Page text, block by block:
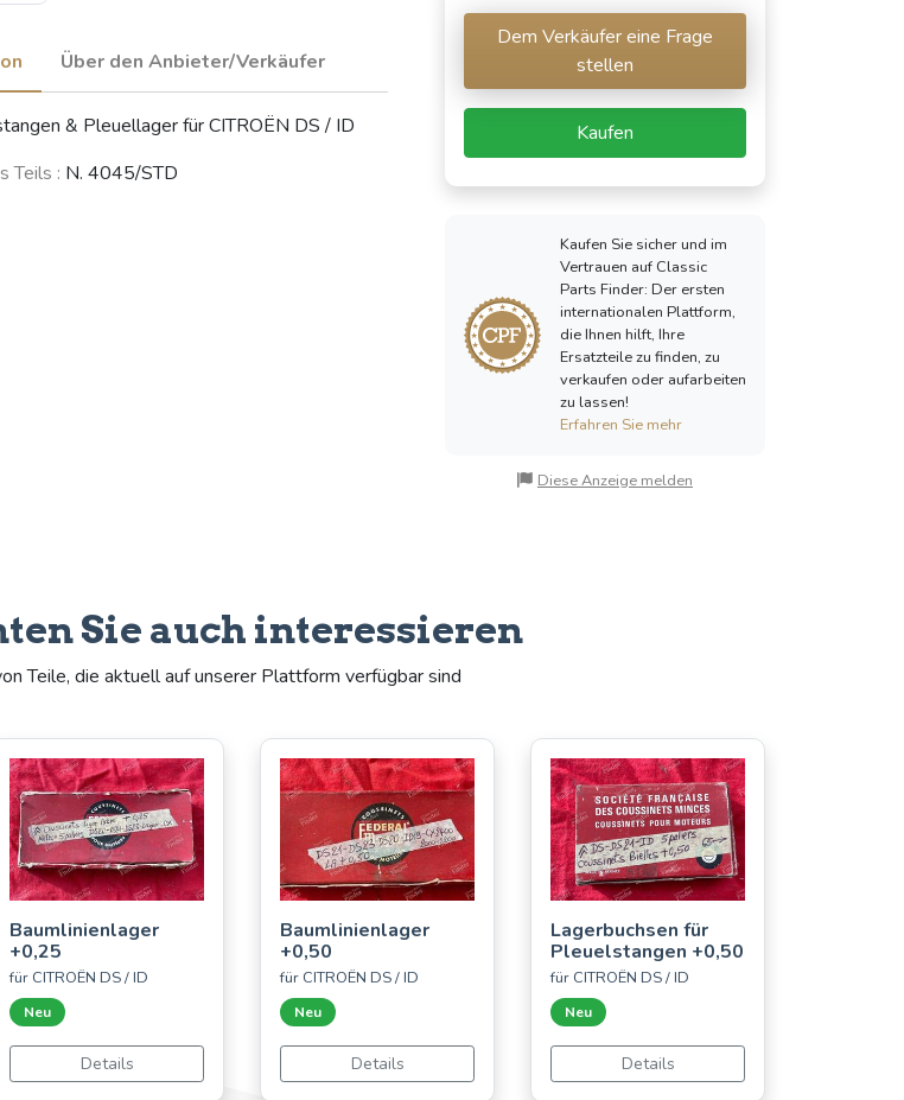
Über den Anbieter/Verkäufer
& Pleuellager für CITROËN DS / ID
Teils : N. 4045/STD
Dem Verkäufer eine Frage
stellen
Kaufen
Kaufen Sie sicher und im
Vertrauen auf Classic
Parts Finder: Der ersten
internationalen Plattform,
die Ihnen hilft, Ihre
Ersatzteile zu finden, zu
verkaufen oder aufarbeiten
zu lassen!
Erfahren Sie mehr
Diese Anzeige melden
Sie auch interessieren
Teile, die aktuell auf unserer Plattform verfügbar sind
Baumlinienlager
+0,25
für CITROËN DS / ID
Neu
Details
Baumlinienlager
+0,50
für CITROËN DS / ID
Neu
Details
Lagerbuchsen für
Pleuelstangen +0,50
für CITROËN DS / ID
Neu
Details